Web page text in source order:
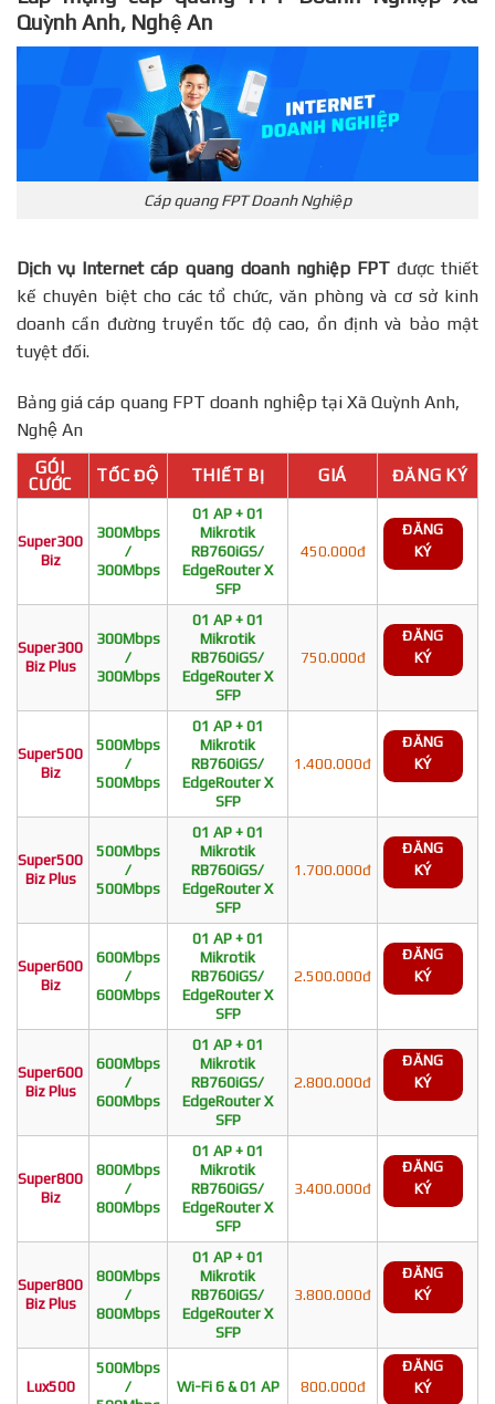
Quỳnh Anh, Nghệ An
Cáp quang FPT Doanh Nghiệp
Dịch vụ Internet cáp quang doanh nghiệp FPTđược thiết
kế chuyên biệt cho các tổ chức, văn phòng và cơ sở kinh
doanh cần đường truyền tốc độ cao, ổn định và bảo mật
tuyệt đối.
Bảng giá cáp quang FPT doanh nghiệp tại Xã Quỳnh Anh,
Nghệ An
GÓI
CƯỚC
TỐC ĐỘ THIẾT BỊ GIÁ ĐĂNG KÝ
Super300
Biz
300Mbps
/
300Mbps
01 AP + 01
Mikrotik
RB760iGS/
EdgeRouter X
SFP
450.000đ
ĐĂNG
KÝ
Super300
Biz Plus
300Mbps
/
300Mbps
01 AP + 01
Mikrotik
RB760iGS/
EdgeRouter X
SFP
750.000đ
ĐĂNG
KÝ
Super500
Biz
500Mbps
/
500Mbps
01 AP + 01
Mikrotik
RB760iGS/
EdgeRouter X
SFP
1.400.000đ
ĐĂNG
KÝ
Super500
Biz Plus
500Mbps
/
500Mbps
01 AP + 01
Mikrotik
RB760iGS/
EdgeRouter X
SFP
1.700.000đ
ĐĂNG
KÝ
Super600
Biz
600Mbps
/
600Mbps
01 AP + 01
Mikrotik
RB760iGS/
EdgeRouter X
SFP
2.500.000đ
ĐĂNG
KÝ
Super600
Biz Plus
600Mbps
/
600Mbps
01 AP + 01
Mikrotik
RB760iGS/
EdgeRouter X
SFP
2.800.000đ
ĐĂNG
KÝ
Super800
Biz
800Mbps
/
800Mbps
01 AP + 01
Mikrotik
RB760iGS/
EdgeRouter X
SFP
3.400.000đ
ĐĂNG
KÝ
Super800
Biz Plus
800Mbps
/
800Mbps
01 AP + 01
Mikrotik
RB760iGS/
EdgeRouter X
SFP
3.800.000đ
ĐĂNG
KÝ
Lux500
500Mbps
/
Wi-Fi 6 & 01 AP 800.000đ
ĐĂNG
KÝ